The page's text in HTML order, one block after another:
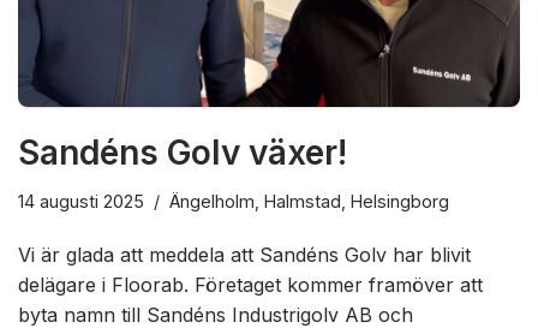
Sandéns Golv växer!
14 augusti 2025 Ängelholm Halmstad Helsingborg
Vi är glada att meddela att Sandéns Golv har blivit
delägare i Floorab. Företaget kommer framöver att
byta namn till Sandéns Industrigolv AB och